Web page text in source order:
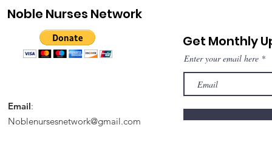
Noble Nurses Network
Email:
Noblenursesnetwork@gmail.com
Get Monthly
Enter your email here